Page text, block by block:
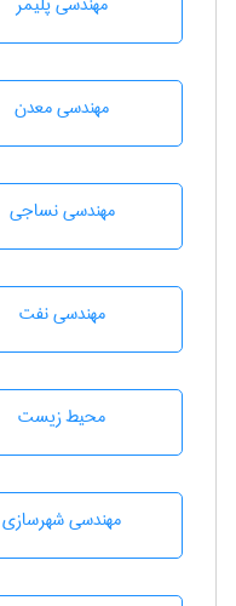
مهندسی معدن
مهندسي نساجی
مهندسی نفت
محيط زيست
مهندسی شهرسازی